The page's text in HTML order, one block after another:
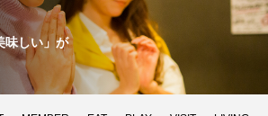
味しい」が